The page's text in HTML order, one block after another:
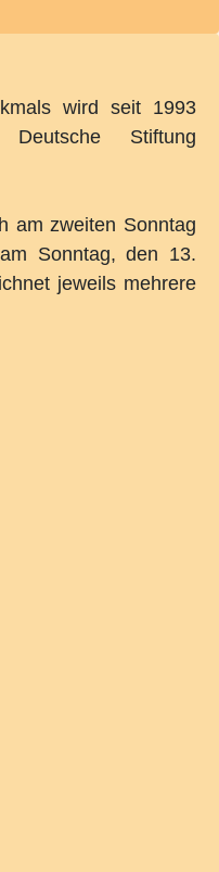
wird seit 1993
Stiftung
am zweiten Sonntag
Sonntag, den 13.
jeweils mehrere